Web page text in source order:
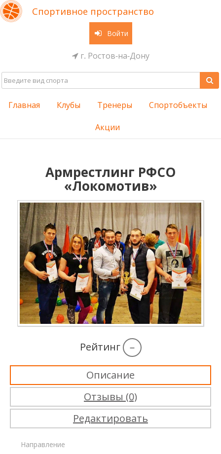
Спортивное пространство
Войти
г. Ростов-на-Дону
Главная Клубы Тренеры Спортобъекты
Акции
Армрестлинг РФСО
«Локомотив»
Рейтинг –
Описание
Отзывы (0)
Редактировать
Направление